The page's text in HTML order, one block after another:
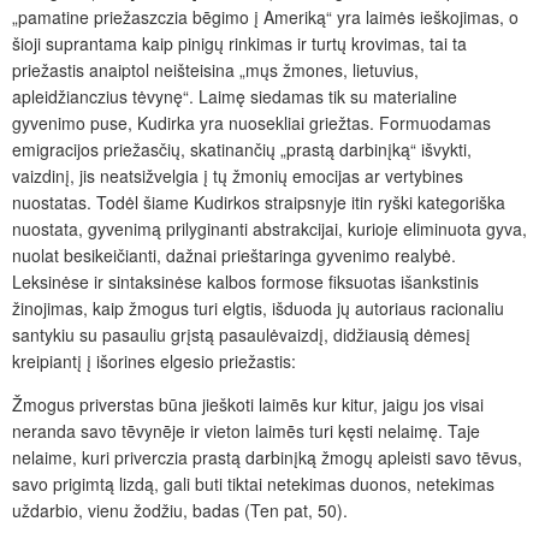
„pamatine priežaszczia bēgimo į Ameriką“ yra laimės ieškojimas, o
šioji suprantama kaip pinigų rinkimas ir turtų krovimas, tai ta
priežastis anaiptol neišteisina „mųs žmones, lietuvius,
apleidžianczius tėvynę“. Laimę siedamas tik su materialine
gyvenimo puse, Kudirka yra nuosekliai griežtas. Formuodamas
emigracijos priežasčių, skatinančių „prastą darbinįką“ išvykti,
vaizdinį, jis neatsižvelgia į tų žmonių emocijas ar vertybines
nuostatas. Todėl šiame Kudirkos straipsnyje itin ryški kategoriška
nuostata, gyvenimą prilyginanti abstrakcijai, kurioje eliminuota gyva,
nuolat besikeičianti, dažnai prieštaringa gyvenimo realybė.
Leksinėse ir sintaksinėse kalbos formose fiksuotas išankstinis
žinojimas, kaip žmogus turi elgtis, išduoda jų autoriaus racionaliu
santykiu su pasauliu grįstą pasaulėvaizdį, didžiausią dėmesį
kreipiantį į išorines elgesio priežastis:
Žmogus priverstas būna jieškoti laimēs kur kitur, jaigu jos visai
neranda savo tēvynēje ir vieton laimēs turi kęsti nelaimę. Taje
nelaime, kuri priverczia prastą darbinįką žmogų apleisti savo tēvus,
savo prigimtą lizdą, gali buti tiktai netekimas duonos, netekimas
uždarbio, vienu žodžiu, badas (Ten pat, 50).